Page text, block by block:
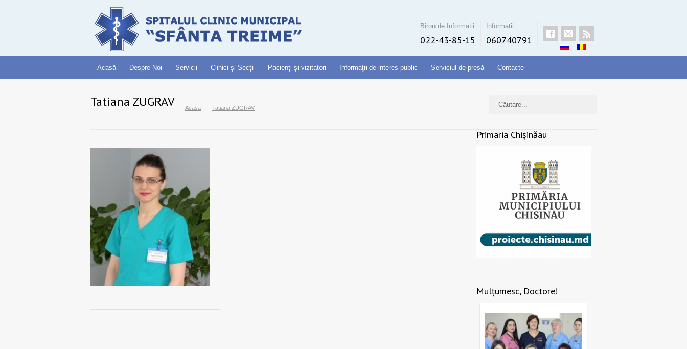
Birou de Informatii
022-43-85-15
Informații
060740791
Acasă Despre Noi Servicii Clinici şi Secţii Pacienţi şi vizitatori Informaţii de interes public Serviciul de presă Contacte
Tatiana ZUGRAV Acasa Tatiana ZUGRAV
Primaria Chișinăau
Mulțumesc, Doctore!